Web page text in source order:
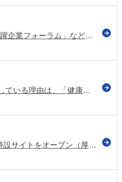
令和7年度「高年齢者活躍企業フォーラム」などのアーカイブ配信開始（雇用支援機構）
69～78歳の人が仕事をしている理由は、「健康を維持するため」が最も高い（厚労省調査）
「中高年の活躍支援」特設サイトをオープン（厚労省）